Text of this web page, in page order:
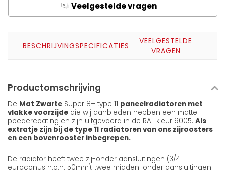
Q Veelgestelde vragen
BESCHRIJVINGSPECIFICATIES
VEELGESTELDE
VRAGEN
Productomschrijving
De Mat Zwarte Super 8+ type 11 paneelradiatoren met
vlakke voorzijde die wij aanbieden hebben een matte
poedercoating en zijn uitgevoerd in de RAL kleur 9005. Als
extratje zijn bij de type 11 radiatoren van ons zijroosters
en een bovenrooster inbegrepen.
De radiator heeft twee zij-onder aansluitingen (3/4
euroconus h.o.h. 50mm), twee midden-onder aansluitingen